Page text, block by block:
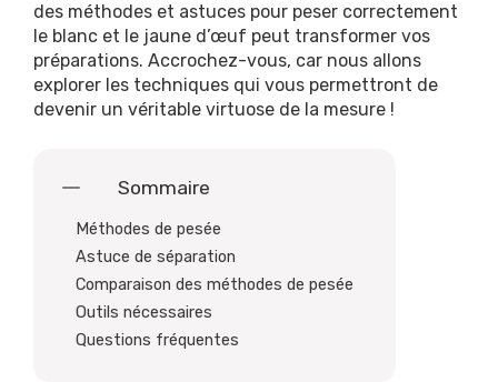
des méthodes et astuces pour peser correctement
le blanc et le jaune d’œuf peut transformer vos
préparations. Accrochez-vous, car nous allons
explorer les techniques qui vous permettront de
devenir un véritable virtuose de la mesure !
Sommaire
Méthodes de pesée
Astuce de séparation
Comparaison des méthodes de pesée
Outils nécessaires
Questions fréquentes